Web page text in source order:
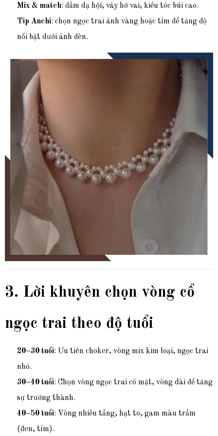
Mix & match: đầm dạ hội, váy hở vai, kiểu tóc búi cao.
Tip Anchi: chọn ngọc trai ánh vàng hoặc tím để tăng độ
nổi bật dưới ánh đèn.
3. Lời khuyên chọn vòng cổ
ngọc trai theo độ tuổi
20–30 tuổi: Ưu tiên choker, vòng mix kim loại, ngọc trai
nhỏ.
30–40 tuổi: Chọn vòng ngọc trai có mặt, vòng dài để tăng
sự trưởng thành.
40–50 tuổi: Vòng nhiều tầng, hạt to, gam màu trầm
(đen, tím).